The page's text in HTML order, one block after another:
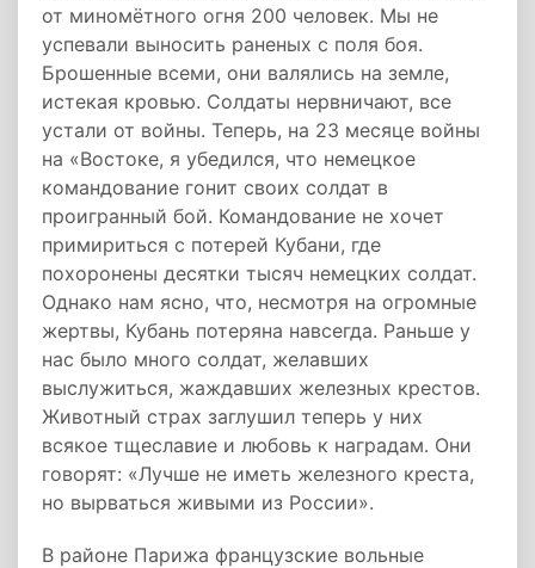
от миномётного огня 200 человек. Мы не
успевали выносить раненых с поля боя.
Брошенные всеми, они валялись на земле,
истекая кровью. Солдаты нервничают, все
устали от войны. Теперь, на 23 месяце войны
на «Востоке, я убедился, что немецкое
командование гонит своих солдат в
проигранный бой. Командование не хочет
примириться с потерей Кубани, где
похоронены десятки тысяч немецких солдат.
Однако нам ясно, что, несмотря на огромные
жертвы, Кубань потеряна навсегда. Раньше у
нас было много солдат, желавших
выслужиться, жаждавших железных крестов.
Животный страх заглушил теперь у них
всякое тщеславие и любовь к наградам. Они
говорят: «Лучше не иметь железного креста,
но вырваться живыми из России».
В районе Парижа французские вольные